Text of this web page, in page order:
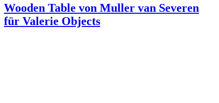
Wooden Table von Muller van Severen
für Valerie Objects